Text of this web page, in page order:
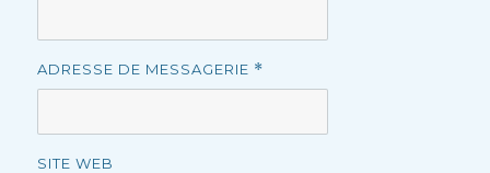
ADRESSE DE MESSAGERIE *
SITE WEB